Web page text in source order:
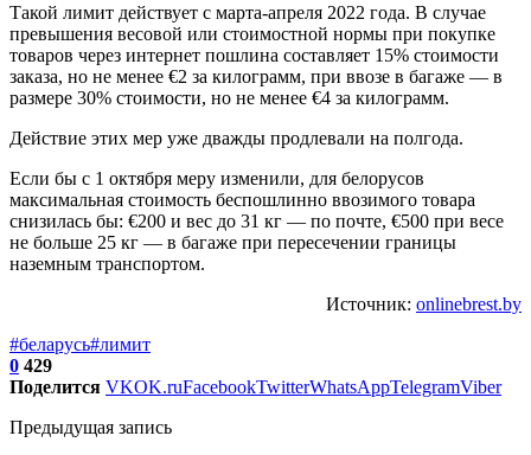
Такой лимит действует с марта-апреля 2022 года. В случае
превышения весовой или стоимостной нормы при покупке
товаров через интернет пошлина составляет 15% стоимости
заказа, но не менее €2 за килограмм, при ввозе в багаже — в
размере 30% стоимости, но не менее €4 за килограмм.
Действие этих мер уже дважды продлевали на полгода.
Если бы с 1 октября меру изменили, для белорусов
максимальная стоимость беспошлинно ввозимого товара
снизилась бы: €200 и вес до 31 кг — по почте, €500 при весе
не больше 25 кг — в багаже при пересечении границы
наземным транспортом.
Источник: onlinebrest.by
#беларусь#лимит
0 429
Поделится VKOK.ruFacebookTwitterWhatsAppTelegramViber
Предыдущая запись